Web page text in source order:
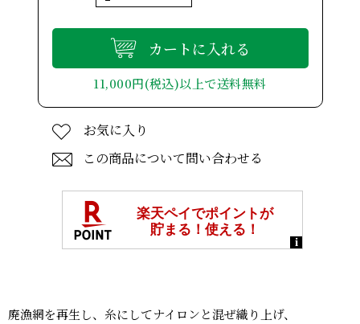
カートに入れる
11,000円(税込)以上で送料無料
お気に入り
この商品について問い合わせる
廃漁網を再生し、糸にしてナイロンと混ぜ織り上げ、